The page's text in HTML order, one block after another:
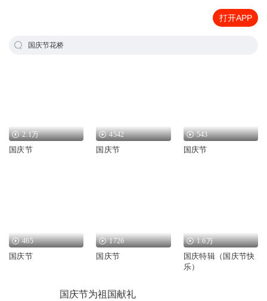
打开APP
国庆节花桥
2.1万
国庆节
4542
国庆节
543
国庆节
465
国庆节
1726
国庆节
1.6万
国庆特辑（国庆节快
乐）
国庆节为祖国献礼